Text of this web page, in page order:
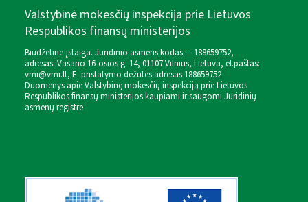
Valstybinė mokesčių inspekcija prie Lietuvos
Respublikos finansų ministerijos
Biudžetinė įstaiga. Juridinio asmens kodas — 188659752,
adresas: Vasario 16-osios g. 14, 01107 Vilnius, Lietuva, el.paštas:
vmi@vmi.lt, E. pristatymo dėžutės adresas 188659752
Duomenys apie Valstybinę mokesčių inspekciją prie Lietuvos
Respublikos finansų ministerijos kaupiami ir saugomi Juridinių
asmenų registre